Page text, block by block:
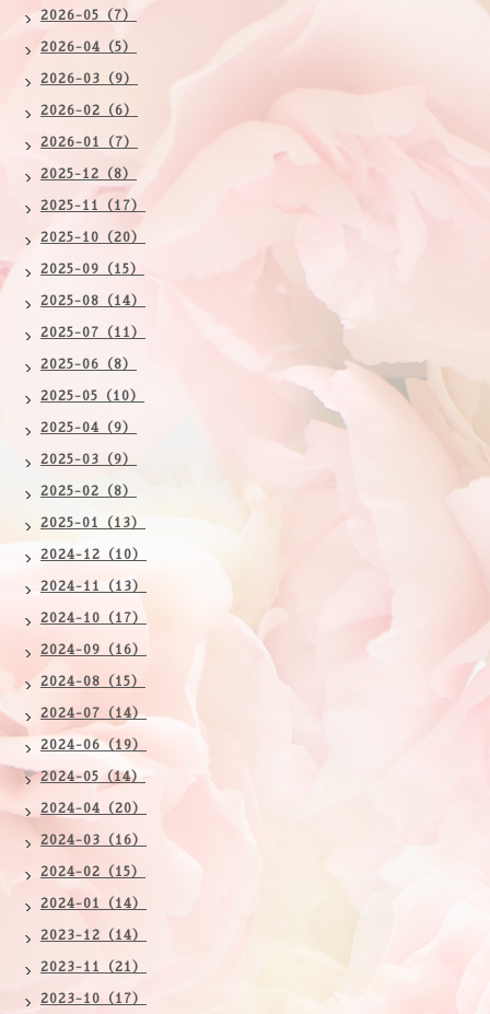
2026-05（7）
2026-04（5）
2026-03（9）
2026-02（6）
2026-01（7）
2025-12（8）
2025-11（17）
2025-10（20）
2025-09（15）
2025-08（14）
2025-07（11）
2025-06（8）
2025-05（10）
2025-04（9）
2025-03（9）
2025-02（8）
2025-01（13）
2024-12（10）
2024-11（13）
2024-10（17）
2024-09（16）
2024-08（15）
2024-07（14）
2024-06（19）
2024-05（14）
2024-04（20）
2024-03（16）
2024-02（15）
2024-01（14）
2023-12（14）
2023-11（21）
2023-10（17）